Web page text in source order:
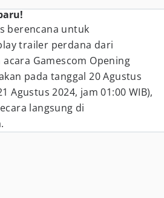
berencana untuk
trailer perdana dari
Gamescom Opening
pada tanggal 20 Agustus
Agustus 2024, jam 01:00 WIB),
langsung di